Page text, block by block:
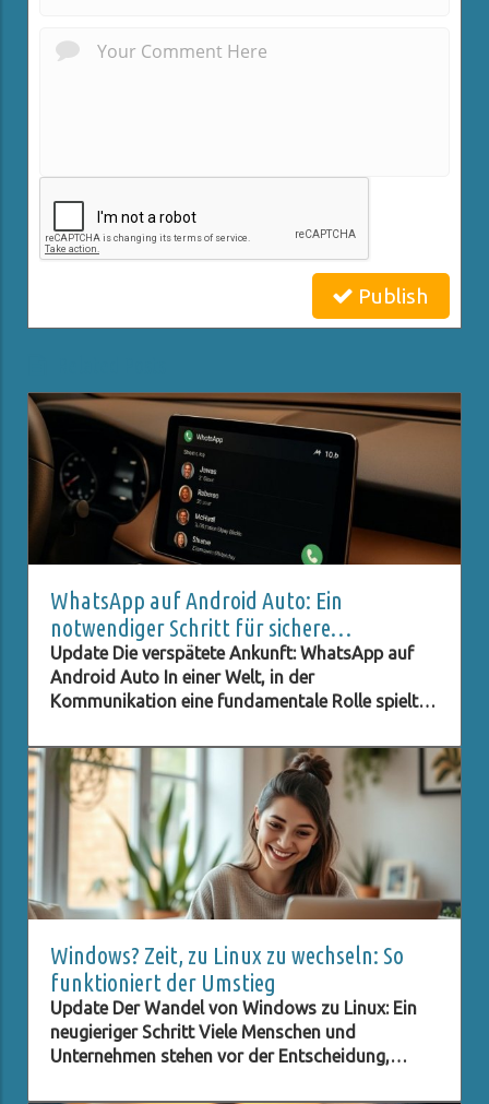
Publish
WhatsApp auf Android Auto: Ein
notwendiger Schritt für sichere
Kommunikation im Auto
Update Die verspätete Ankunft: WhatsApp auf
Android Auto In einer Welt, in der
Kommunikation eine fundamentale Rolle spielt,
WhatsApp erst nach dreijähriger Wartezeit auf
Android Auto verfügbar wird. Diese Verzögerung
stellt nicht nur technische Herausforderungen
dar, sondern wirft auch Fragen nach der
Bedeutung von Benutzerfreundlichkeit und
Datenschutz auf. Immer mehr Menschen sind auf
digitale Kommunikation angewiesen, und eine
reibungslos funktionierende App ist
entscheidend für den Alltag vieler Nutzer. Diese
Situation zeigt deutlich, dass auch große
Unternehmen wie Meta, die WhatsApp betreibt,
nicht immer schnell genug auf die Bedürfnisse
der Nutzer eingehen können. Die Bedeutung von
Benutzerfreundlichkeit und Datenschutz
Windows? Zeit, zu Linux zu wechseln: So
funktioniert der Umstieg
Update Der Wandel von Windows zu Linux: Ein
neugieriger Schritt Viele Menschen und
Unternehmen stehen vor der Entscheidung,